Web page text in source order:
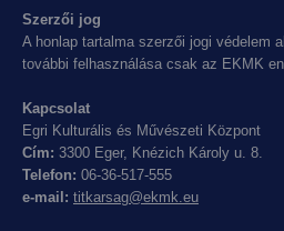
Szerzői jog
A honlap tartalma szerzői jogi védelem
további felhasználása csak az EKMK
Kapcsolat
Egri Kulturális és Művészeti Központ
Cím: 3300 Eger, Knézich Károly u. 8.
Telefon: 06-36-517-555
e-mail: titkarsag@ekmk.eu